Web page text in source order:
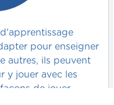
pour enseigner
autres, ils peuvent
y jouer avec les
de jouer